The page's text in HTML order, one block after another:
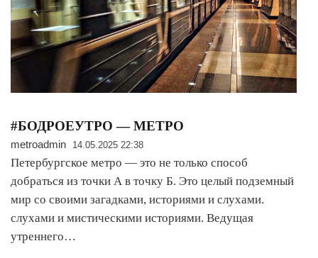
#БОДРОЕУТРО — МЕТРО
metroadmin 14.05.2025 22:38
Петербургское метро — это не только способ
добраться из точки А в точку Б. Это целый подземный
мир со своими загадками, историями и слухами.
слухами и мистическими историями. Ведущая
утреннего…